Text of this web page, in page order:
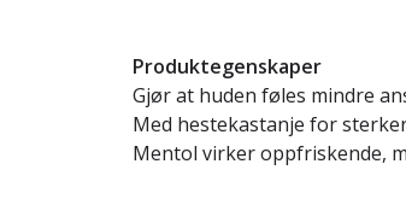
Produktegenskaper
Gjør at huden føles mindre
Med hestekastanje for
Mentol virker oppfriskende,